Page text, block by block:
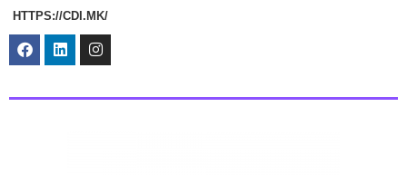
HTTPS://CDI.MK/